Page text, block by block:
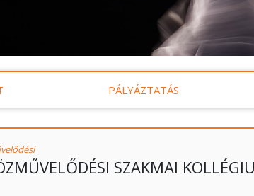
PÁLYÁZTATÁS
SZAKMAI